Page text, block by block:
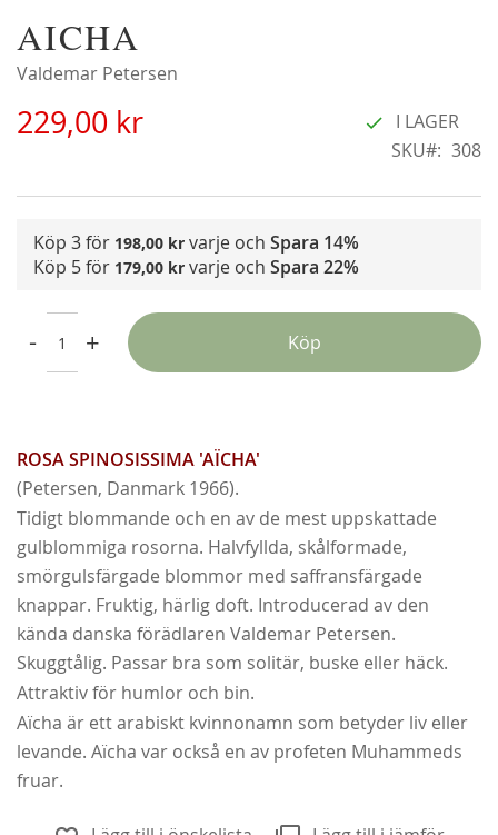
Alchymist
229,00 kr
AICHA
Valdemar Petersen
229,00 kr
I LAGER
SKU
308
Köp 3 för 198,00 kr varje och Spara 14%
Köp 5 för 179,00 kr varje och Spara 22%
- + Köp
ROSA SPINOSISSIMA 'AÏCHA'
(Petersen, Danmark 1966).
Tidigt blommande och en av de mest uppskattade
gulblommiga rosorna. Halvfyllda, skålformade,
smörgulsfärgade blommor med saffransfärgade
knappar. Fruktig, härlig doft. Introducerad av den
kända danska förädlaren Valdemar Petersen.
Skuggtålig. Passar bra som solitär, buske eller häck.
Attraktiv för humlor och bin.
Aïcha är ett arabiskt kvinnonamn som betyder liv eller
levande. Aïcha var också en av profeten Muhammeds
fruar.
Hoppa
till
början
bildgalleriet